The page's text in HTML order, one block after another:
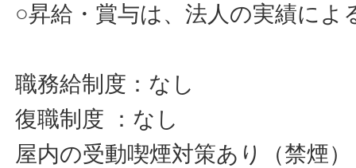
○昇給・賞与は、法人の実績によ
職務給制度：なし
復職制度 ：なし
屋内の受動喫煙対策あり（禁煙）